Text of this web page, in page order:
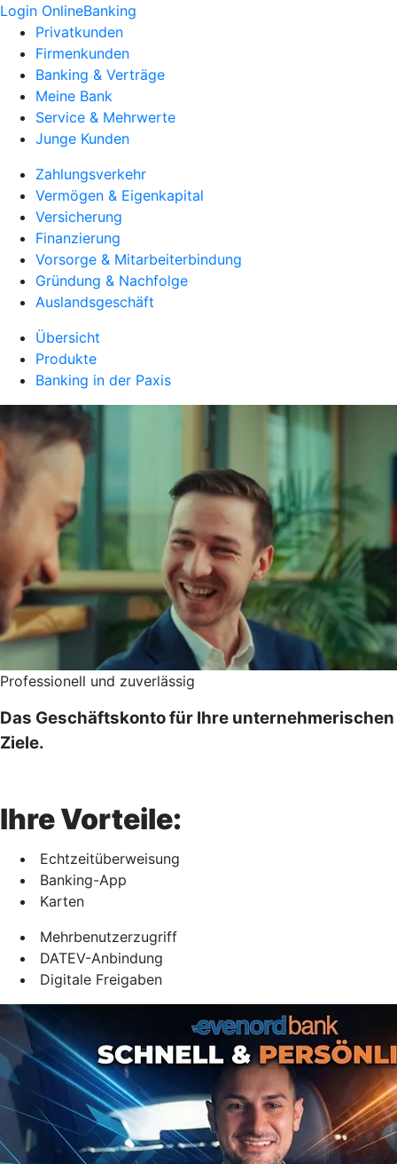
Login OnlineBanking
Privatkunden
Firmenkunden
Banking & Verträge
Meine Bank
Service & Mehrwerte
Junge Kunden
Zahlungsverkehr
Vermögen & Eigenkapital
Versicherung
Finanzierung
Vorsorge & Mitarbeiterbindung
Gründung & Nachfolge
Auslandsgeschäft
Übersicht
Produkte
Banking in der Paxis
Professionell und zuverlässig
Das Geschäftskonto für Ihre unternehmerischen
Ziele.
Ihre Vorteile:
Echtzeitüberweisung
Banking-App
Karten
Mehrbenutzerzugriff
DATEV-Anbindung
Digitale Freigaben